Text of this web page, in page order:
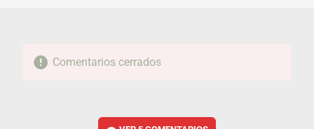
Comentarios cerrados